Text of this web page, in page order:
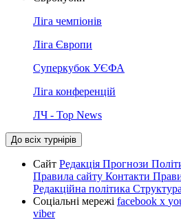
Ліга чемпіонів
Ліга Європи
Суперкубок УЄФА
Ліга конференцій
ЛЧ - Top News
До всіх турнірів
Сайт Редакція Прогнози
Правила сайту Контакти
Редакційна політика
Соціальні мережі facebook x
viber